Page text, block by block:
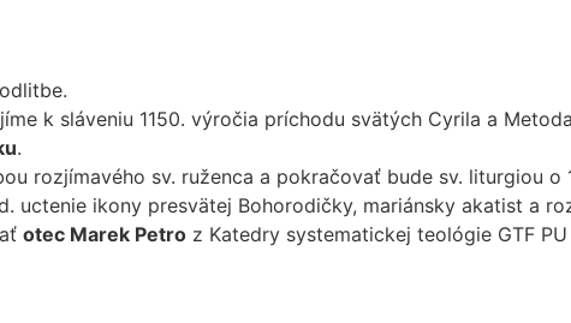
k sláveniu 1150. výročia príchodu svätých Cyrila a
.
rozjímavého sv. ruženca a pokračovať bude sv. liturgiou o
uctenie ikony presvätej Bohorodičky, mariánsky akatist a
otec Marek Petro z Katedry systematickej teológie GTF